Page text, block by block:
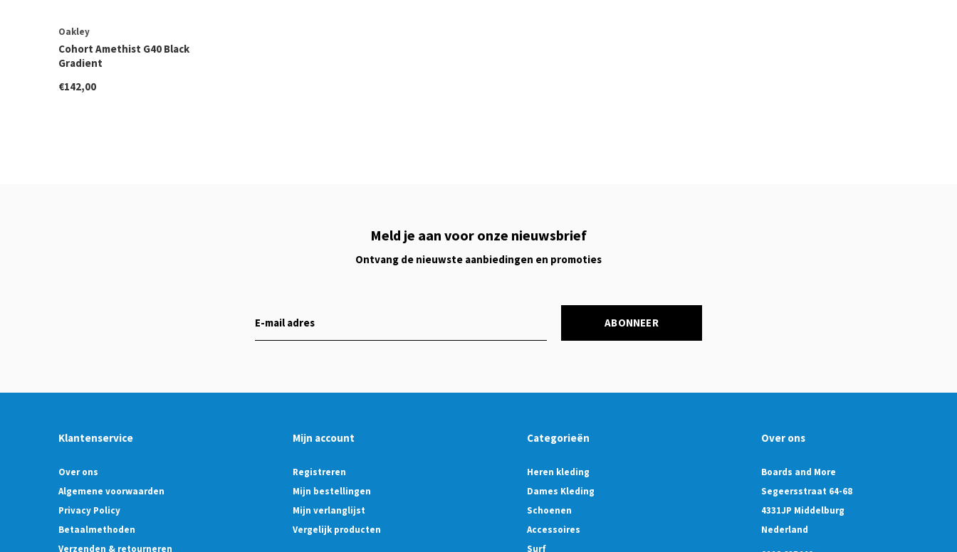
Oakley
Cohort Amethist G40 Black
Gradient
€142,00
Meld je aan voor onze nieuwsbrief
Ontvang de nieuwste aanbiedingen en promoties
ABONNEER
Klantenservice
Over ons
Algemene voorwaarden
Privacy Policy
Betaalmethoden
Verzenden & retourneren
Mijn account
Registreren
Mijn bestellingen
Mijn verlanglijst
Vergelijk producten
Categorieën
Heren kleding
Dames Kleding
Schoenen
Accessoires
Surf
Over ons
Boards and More
Segeersstraat 64-68
4331JP Middelburg
Nederland